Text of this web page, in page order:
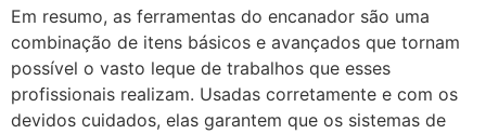
Em resumo, as ferramentas do encanador são uma
combinação de itens básicos e avançados que tornam
possível o vasto leque de trabalhos que esses
profissionais realizam. Usadas corretamente e com os
devidos cuidados, elas garantem que os sistemas de